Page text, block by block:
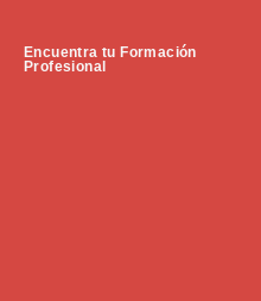
Encuentra tu Formación
Profesional